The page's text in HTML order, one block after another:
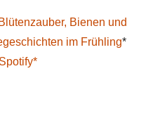
Bienen und
im Frühling*